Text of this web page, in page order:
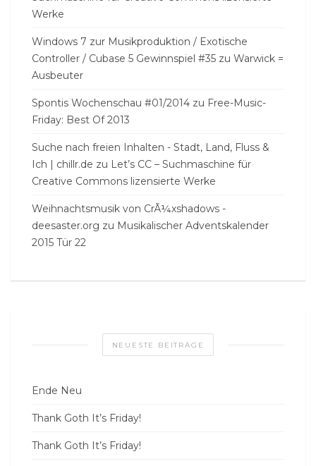
Werke
Windows 7 zur Musikproduktion / Exotische
Controller / Cubase 5 Gewinnspiel #35 zu Warwick =
Ausbeuter
Spontis Wochenschau #01/2014 zu Free-Music-
Friday: Best Of 2013
Suche nach freien Inhalten - Stadt, Land, Fluss &
Ich | chillr.de zu Let’s CC – Suchmaschine für
Creative Commons lizensierte Werke
Weihnachtsmusik von CrÃ¼xshadows -
deesaster.org zu Musikalischer Adventskalender
2015 Tür 22
NEUESTE BEITRÄGE
Ende Neu
Thank Goth It’s Friday!
Thank Goth It’s Friday!